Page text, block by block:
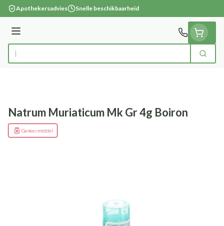
Ga naar de inhoud
Apothekersadvies Snelle beschikbaarheid
Menu
Product, merk, categorie... Zoek
Natrum Muriaticum Mk Gr 4g Boiron
Geneesmiddel